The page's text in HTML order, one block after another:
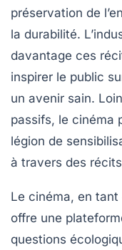
préservation de
la durabilité.
davantage ces
inspirer le public
un avenir sain.
passifs, le cinéma
légion de
à travers des
Le cinéma, en
offre une
questions